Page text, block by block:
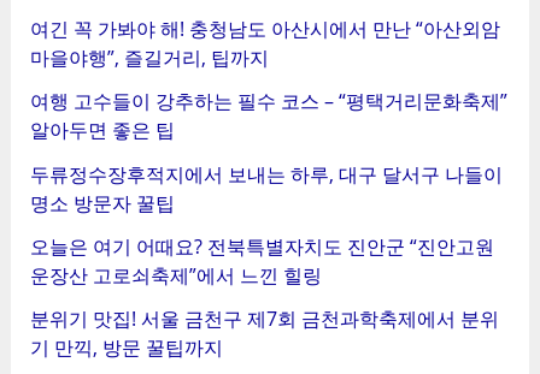
여긴 꼭 가봐야 해! 충청남도 아산시에서 만난 “아산외암
마을야행”, 즐길거리, 팁까지
여행 고수들이 강추하는 필수 코스 – “평택거리문화축제”
알아두면 좋은 팁
두류정수장후적지에서 보내는 하루, 대구 달서구 나들이
명소 방문자 꿀팁
오늘은 여기 어때요? 전북특별자치도 진안군 “진안고원
운장산 고로쇠축제”에서 느낀 힐링
분위기 맛집! 서울 금천구 제7회 금천과학축제에서 분위
기 만끽, 방문 꿀팁까지